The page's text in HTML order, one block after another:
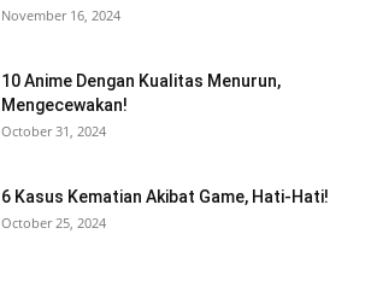
November 16, 2024
10 Anime Dengan Kualitas Menurun,
Mengecewakan!
October 31, 2024
6 Kasus Kematian Akibat Game, Hati-Hati!
October 25, 2024